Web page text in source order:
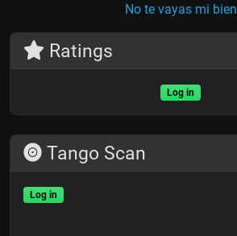
No te vayas mi bien
Ratings
Log in
Tango Scan
Log in